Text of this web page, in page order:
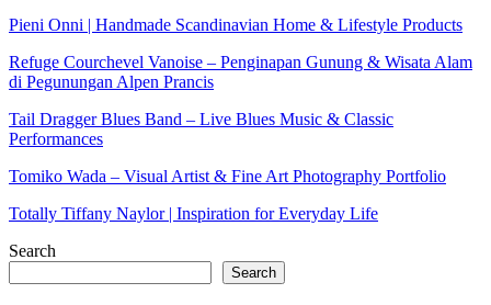
Pieni Onni | Handmade Scandinavian Home & Lifestyle Products
Refuge Courchevel Vanoise – Penginapan Gunung & Wisata Alam
di Pegunungan Alpen Prancis
Tail Dragger Blues Band – Live Blues Music & Classic
Performances
Tomiko Wada – Visual Artist & Fine Art Photography Portfolio
Totally Tiffany Naylor | Inspiration for Everyday Life
Search
Search